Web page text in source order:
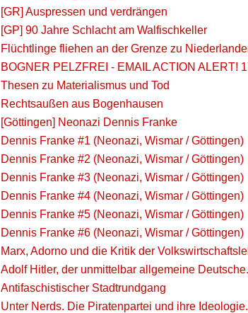
[GR] Auspressen und verdrängen
[GP] 90 Jahre Schlacht am Walfischkeller
Flüchtlinge fliehen an der Grenze zu
BOGNER PELZFREI - EMAIL ACTION ALERT!
Thesen zu Materialismus und Tod
Rechtsaußen aus Bogenhausen
[Göttingen] Neonazi Dennis Franke
Dennis Franke #1 (Neonazi, Wismar / Göttingen)
Dennis Franke #2 (Neonazi, Wismar / Göttingen)
Dennis Franke #3 (Neonazi, Wismar / Göttingen)
Dennis Franke #4 (Neonazi, Wismar / Göttingen)
Dennis Franke #5 (Neonazi, Wismar / Göttingen)
Dennis Franke #6 (Neonazi, Wismar / Göttingen)
Marx, Adorno und die Kritik der
Adolf Hitler, der unmittelbar allgemeine
Antifaschistischer Stadtrundgang
Unter Nerds. Die Piratenpartei und ihre